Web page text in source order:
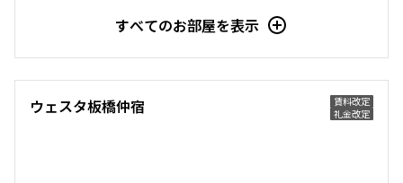
当社限定物件
すべてのお部屋を表示
賃料改定
礼金改定
ウェスタ板橋仲宿